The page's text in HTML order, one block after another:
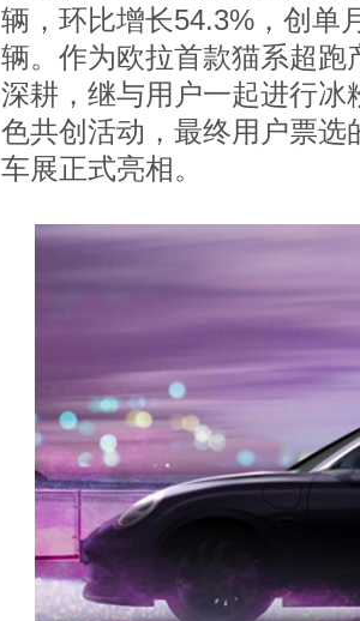
辆，环比增长54.3%，创单
辆。作为欧拉首款猫系超
深耕，继与用户一起进行冰
色共创活动，最终用户票
车展正式亮相。